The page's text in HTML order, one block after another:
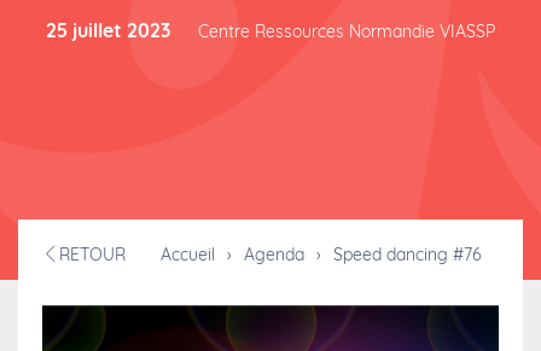
25 juillet 2023 Centre Ressources Normandie VIASSP
RETOUR Accueil › Agenda › Speed dancing #76